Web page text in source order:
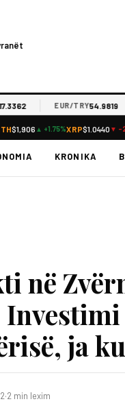
EUR/TRY54.9819
$1,906 ▲ +1.75%XRP$1.0440 ▼ -
KRONIKA
në
ja
·2 min lexim